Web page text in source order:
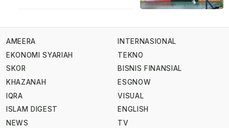
AMEERA
EKONOMI SYARIAH
SKOR
KHAZANAH
IQRA
ISLAM DIGEST
NEWS
INTERNASIONAL
TEKNO
BISNIS FINANSIAL
ESGNOW
VISUAL
ENGLISH
TV